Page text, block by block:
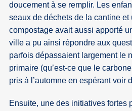
doucement à se remplir. Les
seaux de déchets de la cantine et
compostage avait aussi apporté
ville a pu ainsi répondre aux
parfois dépassaient largement le
primaire (qu’est-ce que le
pris à l’automne en espérant voir
Ensuite, une des initiatives fortes